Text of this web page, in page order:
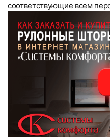
соответствующие всем